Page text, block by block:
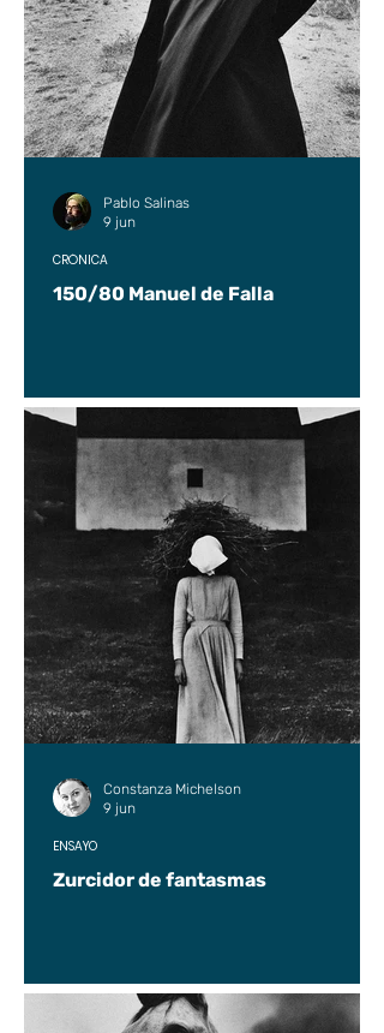
150/80 Manuel de Falla
CRÓNICA
Pablo Salinas
9 jun
Zurcidor de fantasmas
ENSAYO
Constanza Michelson
9 jun